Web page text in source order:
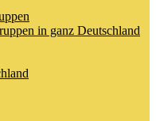
in ganz Deutschland